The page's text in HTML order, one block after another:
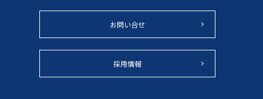
お問い合せ
採用情報